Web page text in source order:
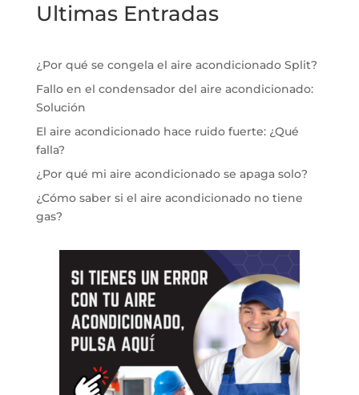
Ultimas Entradas
¿Por qué se congela el aire acondicionado Split?
Fallo en el condensador del aire acondicionado:
Solución
El aire acondicionado hace ruido fuerte: ¿Qué
falla?
¿Por qué mi aire acondicionado se apaga solo?
¿Cómo saber si el aire acondicionado no tiene
gas?